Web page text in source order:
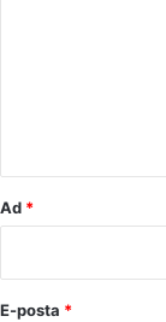
Ad *
E-posta *